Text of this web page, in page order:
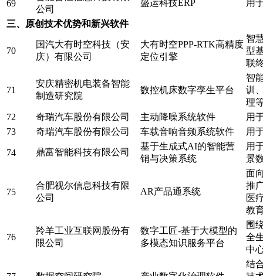
69
公司
盛运科技ERP 用
三、原创技术优势和新兴软件
70
国汽大有时空科技（安
庆）有限公司
大有时空PPP-RTK高精度
定位引擎
智
型
联
71
安庆精密机电装备智能
制造研究院
数控机床数字孪生平台
智
训
理
72
奇瑞汽车股份有限公司 主动降噪系统软件
用
73
奇瑞汽车股份有限公司 车载音响音频系统软件 用
74 鼎富智能科技有限公司
基于生成式AI的智能营
销与决策系统
用
景
75
合肥视尔信息科技有限
公司
AR产品通系统
面
推
医
教
76
羚羊工业互联网股份有
限公司
数字工匠-基于大模型的
多模态知识服务平台
围
全
中
结